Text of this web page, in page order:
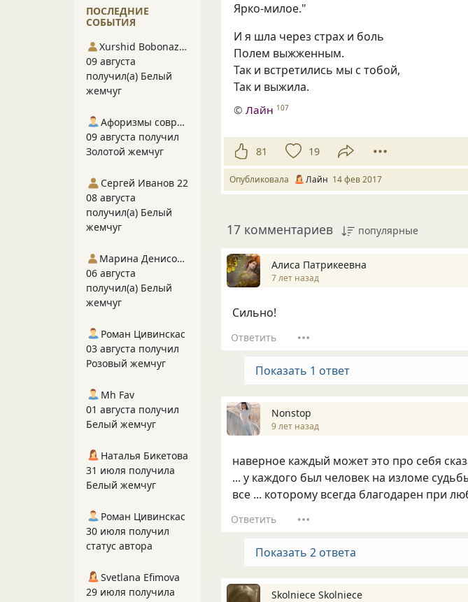
Ярко-милое."
И я шла через страх и боль
Полем выжженным.
Так и встретились мы с тобой,
Так и выжила.
©Лайн 107
81 19
Опубликовала Лайн 14 фев 2017
17 комментариев популярные
Алиса Патрикеевна
7 лет назад
Сильно!
Ответить
Показать 1 ответ
Nonstop
9 лет назад
наверное каждый может это про себя
... у каждого был человек на изломе
все ... которому всегда благодарен при
Ответить
Показать 2 ответа
Skolniece Skolniece
ПОСЛЕДНИЕ
СОБЫТИЯ
Xurshid Bobonazarov
09 августа
получил(а) Белый
жемчуг
Афоризмы современников
09 августа получил
Золотой жемчуг
Сергей Иванов 22
08 августа
получил(а) Белый
жемчуг
Марина Денисова 5
06 августа
получил(а) Белый
жемчуг
Роман Цивинскас
03 августа получил
Розовый жемчуг
Mh Fav
01 августа получил
Белый жемчуг
Наталья Бикетова
31 июля получила
Белый жемчуг
Роман Цивинскас
30 июля получил
статус автора
Svetlana Efimova
29 июля получила